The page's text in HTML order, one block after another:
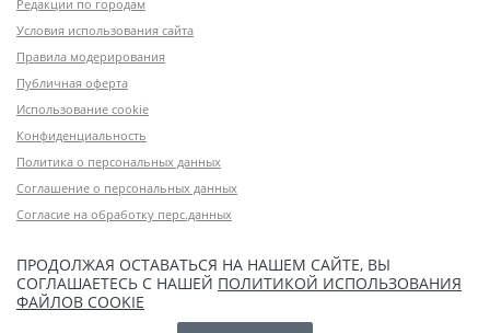
Редакции по городам
Условия использования сайта
Правила модерирования
Публичная оферта
Использование cookie
Конфиденциальность
Политика о персональных данных
Соглашение о персональных данных
Согласие на обработку перс.данных
ПРОДОЛЖАЯ ОСТАВАТЬСЯ НА НАШЕМ САЙТЕ, ВЫ
СОГЛАШАЕТЕСЬ С НАШЕЙ ПОЛИТИКОЙ ИСПОЛЬЗОВАНИЯ
ФАЙЛОВ COOKIE